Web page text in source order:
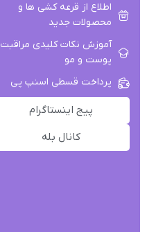
اطلاع از قرعه کشی ها و
محصولات جدید
آموزش نکات کلیدی مراقبت
پوست و مو
پرداخت قسطی اسنپ پی
پیج اینستاگرام
کانال بله